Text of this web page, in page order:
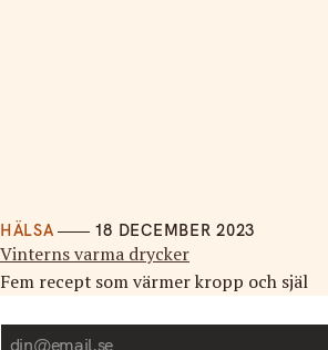
HÄLSA 18 DECEMBER 2023
Vinterns varma drycker
Fem recept som värmer kropp och själ